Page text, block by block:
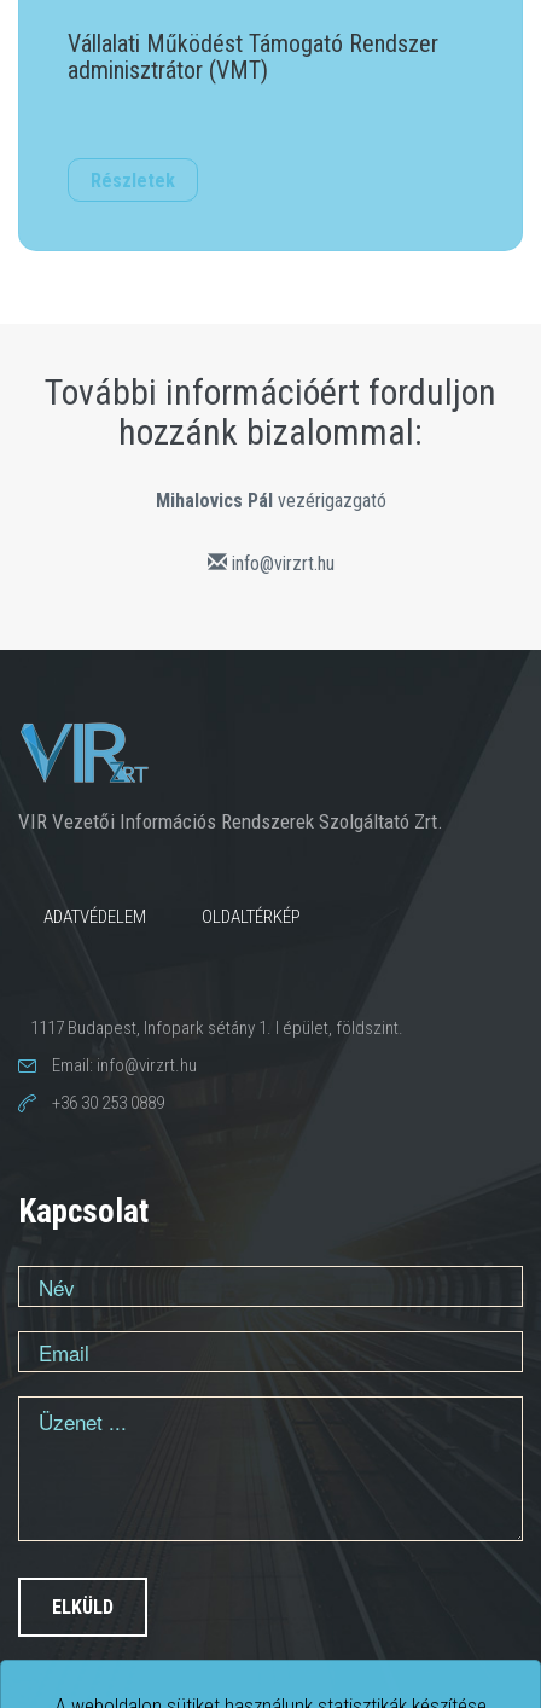
Vállalati Működést Támogató Rendszer
adminisztrátor (VMT)
Részletek
További információért forduljon
hozzánk bizalommal:
Mihalovics Pálvezérigazgató
info@virzrt.hu
VIR Vezetői Információs Rendszerek Szolgáltató Zrt.
ADATVÉDELEM OLDALTÉRKÉP
1117 Budapest, Infopark sétány 1. I épület, földszint.
Email: info@virzrt.hu
+36 30 253 0889
Kapcsolat